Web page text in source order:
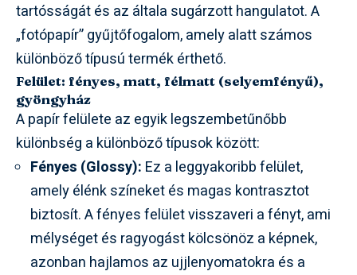
tartósságát és az általa sugárzott hangulatot. A
„fotópapír” gyűjtőfogalom, amely alatt számos
különböző típusú termék érthető.
Felület: fényes, matt, félmatt (selyemfényű),
gyöngyház
A papír felülete az egyik legszembetűnőbb
különbség a különböző típusok között:
Fényes (Glossy): Ez a leggyakoribb felület,
amely élénk színeket és magas kontrasztot
biztosít. A fényes felület visszaveri a fényt, ami
mélységet és ragyogást kölcsönöz a képnek,
azonban hajlamos az ujjlenyomatokra és a